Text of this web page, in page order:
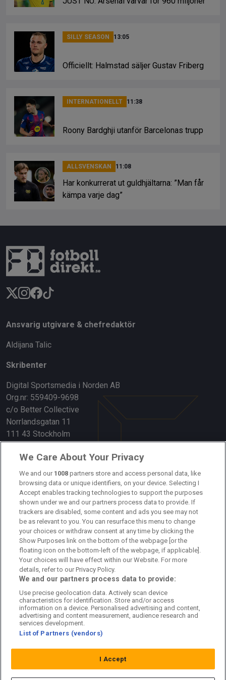
SILLY SEASON 13:05
Officiellt: Halmstad säljer Gustav Friberg
INTERNATIONELLT 11:38
Roony Bardghji utanför Barcelonas trupp
ALLSVENSKAN 11:08
Har konkurrerat ut guldhjältarna: ”Man får
kämpa varje dag”
Ansvarig utgivare & chefredaktör
Aldijana Talic
Skribenter
Digital Sportsmedia i Norden AB
Org.nr: 559409-9698
c/o Better Collective
Norrlandsgatan 11
111 43 Stockholm
Länkar
Om oss
Kontakta oss
Kundtjänst
Sponsor: Rekatochklart
Annonsera på Fotbolldirekt
Redaktionell policy
Personuppgiftspolicy
Cookiepolicy
Arkiv
We Care About Your Privacy
We and our 1008 partners store and access personal data, like
browsing data or unique identifiers, on your device. Selecting I
Accept enables tracking technologies to support the purposes
shown under we and our partners process data to provide. If
trackers are disabled, some content and ads you see may not
be as relevant to you. You can resurface this menu to change
your choices or withdraw consent at any time by clicking the
Show Purposes link on the bottom of the webpage [or the
floating icon on the bottom-left of the webpage, if applicable].
Your choices will have effect within our Website. For more
details, refer to our Privacy Policy.
We and our partners process data to provide:
Use precise geolocation data. Actively scan device
characteristics for identification. Store and/or access
information on a device. Personalised advertising and content,
advertising and content measurement, audience research and
services development.
List of Partners (vendors)
I Accept